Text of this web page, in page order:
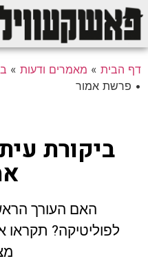
דף הבית » מאמרים ודעות »
• פרשת אמור
ביקורת
האם העורך
לפוליטיקה?